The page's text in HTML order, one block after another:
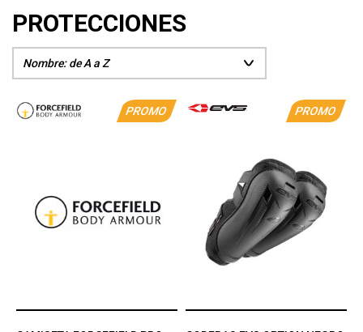
PROTECCIONES
PROMO PROMO